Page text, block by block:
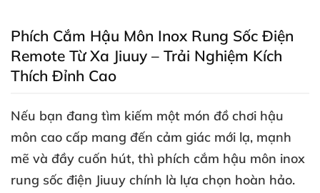
Phích Cắm Hậu Môn Inox Rung Sốc Điện
Remote Từ Xa Jiuuy – Trải Nghiệm Kích
Thích Đỉnh Cao
Nếu bạn đang tìm kiếm một món đồ chơi hậu
môn cao cấp mang đến cảm giác mới lạ, mạnh
mẽ và đầy cuốn hút, thì phích cắm hậu môn inox
rung sốc điện Jiuuy chính là lựa chọn hoàn hảo.